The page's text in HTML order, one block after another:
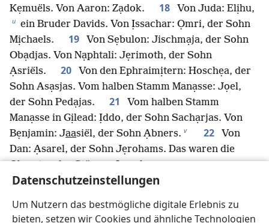
Datenschutzeinstellungen
Um Nutzern das bestmögliche digitale Erlebnis zu
bieten, setzen wir Cookies und ähnliche Technologien
Kẹmuëls. Von Aaron: Zạdok.
18 Von Juda: Elịhu,
u ein Bruder Davids. Von Ịssachar: Ọmri, der Sohn
Mịchaels.
19
Von Sẹbulon: Jischmạja, der Sohn
Obạdjas. Von Nạphtali: Jẹrimoth, der Sohn
Ạsriëls.
20
Von den Ephraimịtern: Hoschẹa, der
Sohn Asạsjas. Vom halben Stamm Manạsse: Jọel,
der Sohn Pedạjas.
21
Vom halben Stamm
Manạsse in Gịlead: Ịddo, der Sohn Sachạrjas. Von
Bẹnjamin: Jaasiël, der Sohn Ạbners. v 22
Von
Dan: Ạsarel, der Sohn Jẹrohams. Das waren die
Obersten der Stämme Israels.
23 Die Männer im Alter von 20 Jahren und
versprochen, Israel so zahlreich werden zu lassen